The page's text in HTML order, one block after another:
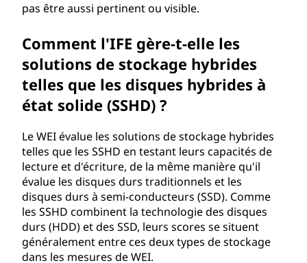
pas être aussi pertinent ou visible.
Comment l'IFE gère-t-elle les
solutions de stockage hybrides
telles que les disques hybrides à
état solide (SSHD) ?
Le WEI évalue les solutions de stockage hybrides
telles que les SSHD en testant leurs capacités de
lecture et d'écriture, de la même manière qu'il
évalue les disques durs traditionnels et les
disques durs à semi-conducteurs (SSD). Comme
les SSHD combinent la technologie des disques
durs (HDD) et des SSD, leurs scores se situent
généralement entre ces deux types de stockage
dans les mesures de WEI.